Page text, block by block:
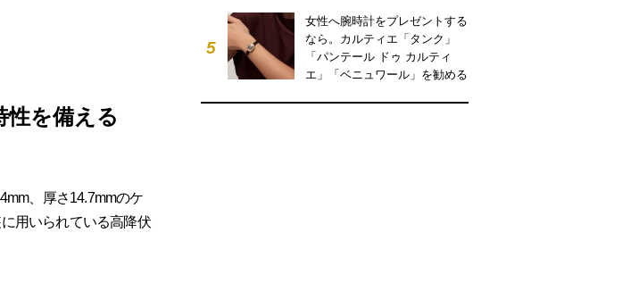
性を備える
、厚さ14.7mmのケ
用いられている高降伏
5
女性へ腕時計をプレゼントする
なら。カルティエ「タンク」
「パンテール ドゥ カルティ
エ」「ベニュワール」を勧める